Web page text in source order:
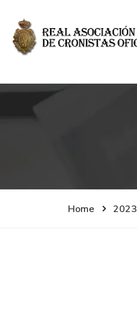
Home 2023